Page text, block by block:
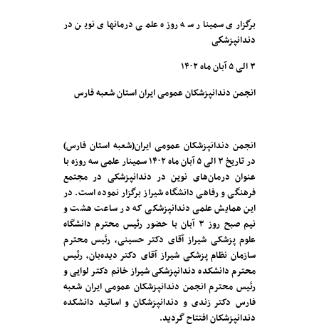
برگزاری سمینار سه روزه علمی درمانهای نوين در
دندانپزشكی
۳ الی ۵ آبان ماه ۱۴۰۲
انجمن دندانپزشکان عمومی ایران استان شعبه فارس
انجمن دندانپزشکان عمومی ایران(شعبه استان فارس)
در تاریخ ۳ الی ۵ آبان ماه ۱۴۰۲ سمینار علمی سه روزه با
عنوان درمان‌های نوین در دندانپزشکی در مجتمع
فرهنگی و رفاهی دانشگاه شیراز برگزار نموده است. در
این همایش علمی دندانپزشکی که در ساعت هشت و
نیم صبح روز ۳ آبان با حضور رئیس محترم دانشگاه
علوم پزشکی شیراز آقای دکتر حسینی، رئیس محترم
سازمان نظام پزشکی شیراز آقای دکتر دیده‌بان، رئیس
محترم دانشکده دندانپزشکی شیراز خانم دکتر لوایی و
رئیس محترم انجمن دندانپزشکان عمومی ایران شعبه
فارس دکتر زندی و دندانپزشکان و اساتید دانشکده
دندانپزشکان افتتاح گردید.